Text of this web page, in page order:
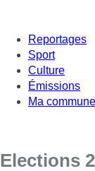
Reportages
Sport
Culture
Émissions
Ma commune
Elections